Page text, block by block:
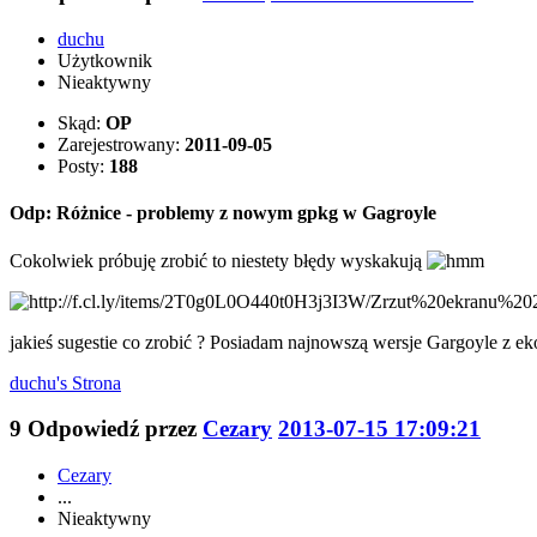
duchu
Użytkownik
Nieaktywny
Skąd: OP
Zarejestrowany: 2011-09-05
Posty: 188
Odp: Różnice - problemy z nowym gpkg w Gagroyle
Cokolwiek próbuję zrobić to niestety błędy wyskakują
jakieś sugestie co zrobić ? Posiadam najnowszą wersje Gargoyle z
duchu's Strona
9 Odpowiedź przez Cezary 2013-07-15 17:09:21
Cezary
...
Nieaktywny